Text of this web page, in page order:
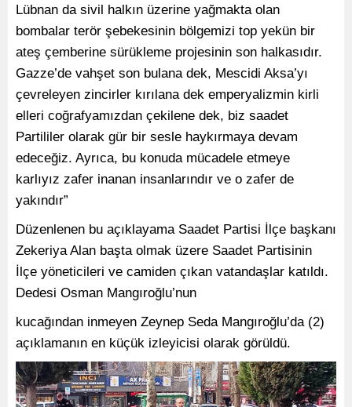
Lübnan da sivil halkın üzerine yağmakta olan
bombalar terör şebekesinin bölgemizi top yekün bir
ateş çemberine sürükleme projesinin son halkasıdır.
Gazze’de vahşet son bulana dek, Mescidi Aksa’yı
çevreleyen zincirler kırılana dek emperyalizmin kirli
elleri coğrafyamızdan çekilene dek, biz saadet
Partililer olarak gür bir sesle haykırmaya devam
edeceğiz. Ayrıca, bu konuda mücadele etmeye
karlıyız zafer inanan insanlarındır ve o zafer de
yakındır”
Düzenlenen bu açıklayama Saadet Partisi İlçe başkanı
Zekeriya Alan başta olmak üzere Saadet Partisinin
İlçe yöneticileri ve camiden çıkan vatandaşlar katıldı.
Dedesi Osman Mangıroğlu’nun
kucağından inmeyen Zeynep Seda Mangıroğlu’da (2)
açıklamanın en küçük izleyicisi olarak görüldü.